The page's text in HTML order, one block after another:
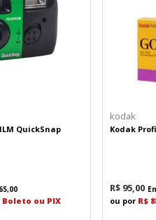
para quem deseja
QuickSnap
65,00
Boleto ou PIX
kodak
Kodak
R$ 95 00
ou por R$